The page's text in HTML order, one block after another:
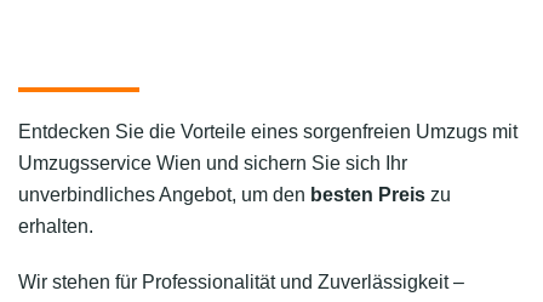
Entdecken Sie die Vorteile eines sorgenfreien Umzugs mit
Umzugsservice Wien und sichern Sie sich Ihr
unverbindliches Angebot, um den besten Preis zu
erhalten.
Wir stehen für Professionalität und Zuverlässigkeit –